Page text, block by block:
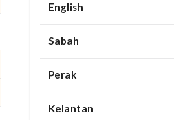
English
Sabah
Perak
Kelantan